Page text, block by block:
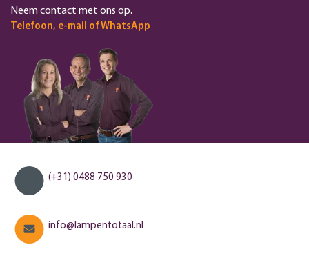
Neem contact met ons op.
Telefoon, e-mail of WhatsApp
(+31) 0488 750 930
info@lampentotaal.nl